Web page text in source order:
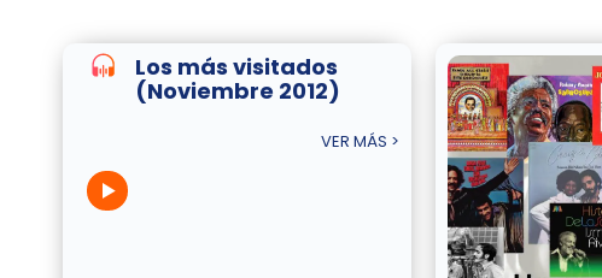
Los más visitados
(Noviembre 2012)
VER MÁS >